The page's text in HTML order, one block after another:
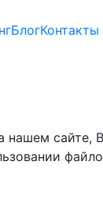
БлогКонтакты